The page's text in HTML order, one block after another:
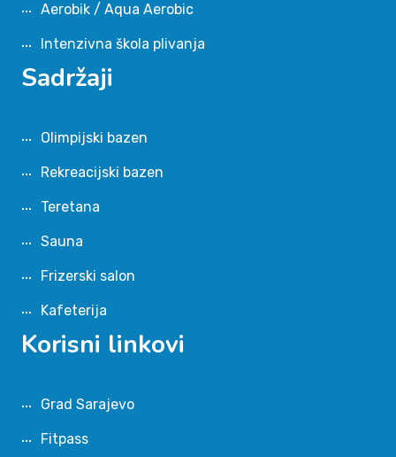
Aerobik / Aqua Aerobic
Intenzivna škola plivanja
Sadržaji
Olimpijski bazen
Rekreacijski bazen
Teretana
Sauna
Frizerski salon
Kafeterija
Korisni linkovi
Grad Sarajevo
Fitpass